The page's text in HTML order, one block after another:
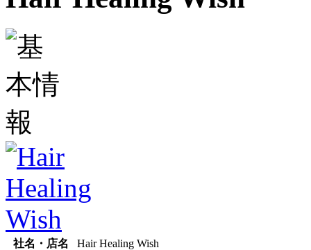
社名・店名
Hair Healing Wish